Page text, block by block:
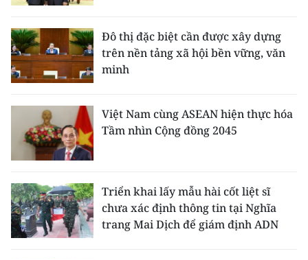
Đô thị đặc biệt cần được xây dựng
trên nền tảng xã hội bền vững, văn
minh
Việt Nam cùng ASEAN hiện thực hóa
Tầm nhìn Cộng đồng 2045
Triển khai lấy mẫu hài cốt liệt sĩ
chưa xác định thông tin tại Nghĩa
trang Mai Dịch để giám định ADN